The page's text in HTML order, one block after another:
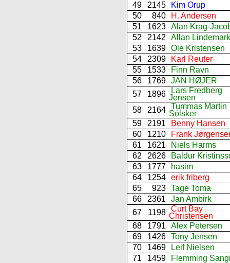
49
2145
Kim Orup
50
840
H. Andersen
51
1623 Alan Krag-
52
2142
Allan Lindemark
53
1639 Ole Kristensen
54
2309
Karl Reuter
55
1533
Finn Ravn
56
1769 JAN HØJER
57
1896
Lars Fredberg
Jensen
58
2164 Tummas Martin
Sólsker
59
2191
Benny Hansen
60
1210
Frank
61
1621
Niels Harms
62
2626
Baldur
63
1777
hasim
64
1254 erik friberg
65
923 Tage Toma
66
2361
Jan Ambirk
67
1198 Curt Bay
Christensen
68
1791
Alex Petersen
69
1426 Tony Jensen
70
1469
Leif Nielsen
71
1459
Flemming